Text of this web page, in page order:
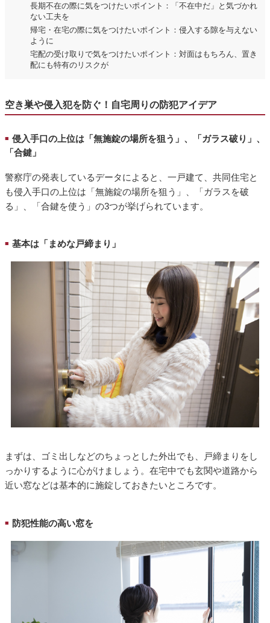
長期不在の際に気をつけたいポイント：「不在中だ」と気づかれ
ない工夫を
帰宅・在宅の際に気をつけたいポイント：侵入する隙を与えない
ように
宅配の受け取りで気をつけたいポイント：対面はもちろん、置き
配にも特有のリスクが
空き巣や侵入犯を防ぐ！自宅周りの防犯アイデア
■ 侵入手口の上位は「無施錠の場所を狙う」、「ガラス破り」、
「合鍵」
警察庁の発表しているデータによると、一戸建て、共同住宅と
も侵入手口の上位は「無施錠の場所を狙う」、「ガラスを破
る」、「合鍵を使う」の3つが挙げられています。
■ 基本は「まめな戸締まり」
まずは、ゴミ出しなどのちょっとした外出でも、戸締まりをし
っかりするように心がけましょう。在宅中でも玄関や道路から
近い窓などは基本的に施錠しておきたいところです。
■ 防犯性能の高い窓を